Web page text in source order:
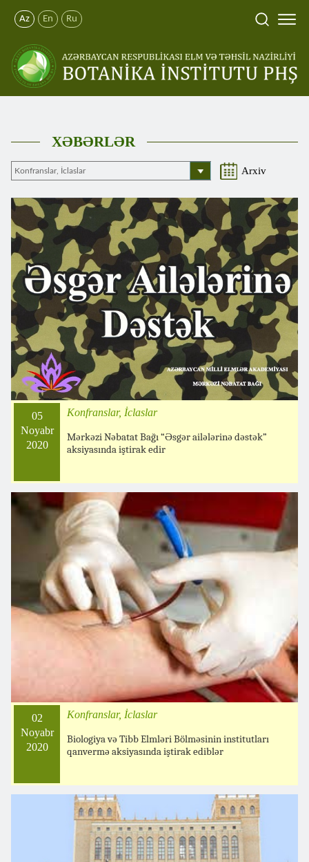
Az En Ru
XƏBƏRLƏR
Arxiv
05
Noyabr
2020
Konfranslar, İclaslar
Mərkəzi Nəbatat Bağı “Əsgər ailələrinə dəstək”
aksiyasında iştirak edir
02
Noyabr
2020
Konfranslar, İclaslar
Biologiya və Tibb Elmləri Bölməsinin institutları
qanvermə aksiyasında iştirak ediblər